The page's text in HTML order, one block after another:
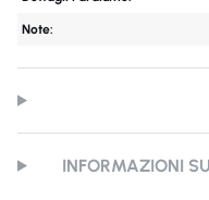
Note:
INFORMAZIONI